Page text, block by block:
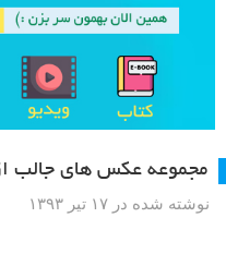
مجموعه عکس های جالب
نوشته شده در ۱۷ تیر ۱۳۹۳